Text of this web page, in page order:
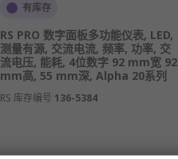
有库存
RS PRO 数字面板多功能仪表, LED,
测量有源, 交流电流, 频率, 功率, 交
流电压, 能耗, 4位数字 92 mm宽 92
mm高, 55 mm深, Alpha 20系列
RS 库存编号 136-5384